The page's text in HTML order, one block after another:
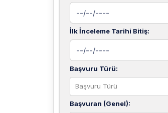
İlk İnceleme Tarihi Bitiş:
Başvuru Türü:
Başvuru Türü
Başvuran (Genel):